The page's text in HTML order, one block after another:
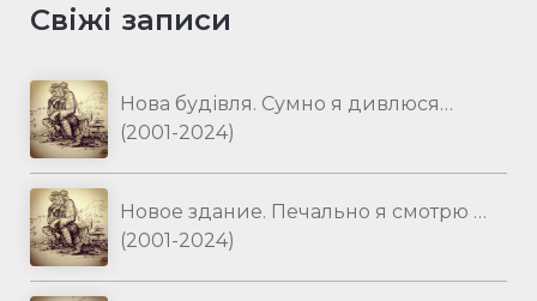
Свіжі записи
Нова будівля. Сумно я дивлюся…
(2001-2024)
Новое здание. Печально я смотрю …
(2001-2024)